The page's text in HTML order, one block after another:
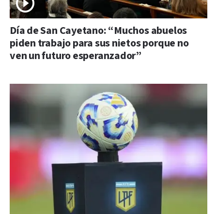
Día de San Cayetano: “Muchos abuelos
piden trabajo para sus nietos porque no
ven un futuro esperanzador”